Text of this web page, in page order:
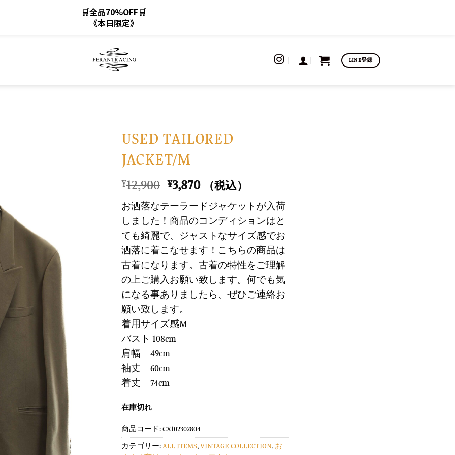
🛒全品70%OFF🛒
《本日限定》
LINE登録
USED TAILORED
JACKET/M
¥12,900 元
の
価
格
は
¥12,900
で
し
た。
¥3,870現
在
の
価
格
は
¥3,870
で
す。
（税込）
お洒落なテーラードジャケットが入荷
しました！商品のコンディションはと
ても綺麗で、ジャストなサイズ感でお
洒落に着こなせます！こちらの商品は
古着になります。古着の特性をご理解
の上ご購入お願い致します。何でも気
になる事ありましたら、ぜひご連絡お
願い致します。
着用サイズ感M
バスト 108cm
肩幅 49cm
袖丈 60cm
着丈 74cm
在庫切れ
商品コード:CX102302804
カテゴリー:ALL ITEMS,VINTAGE COLLECTION, お